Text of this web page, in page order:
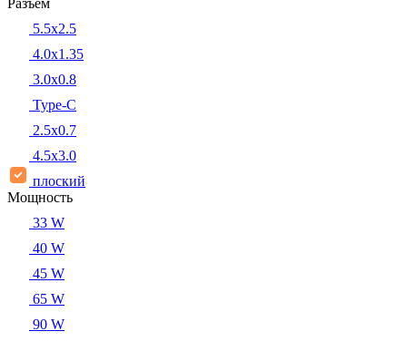
Разъем
5.5x2.5
4.0x1.35
3.0x0.8
Type-C
2.5x0.7
4.5x3.0
плоский
Мощность
33 W
40 W
45 W
65 W
90 W